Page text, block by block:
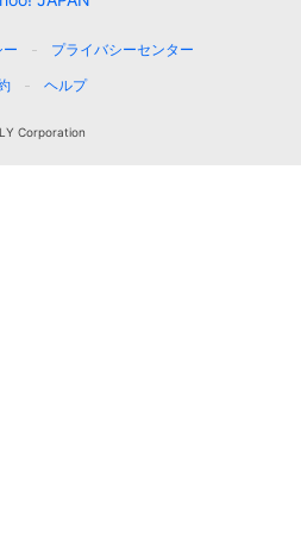
プライバシーセンター
ヘルプ
Corporation